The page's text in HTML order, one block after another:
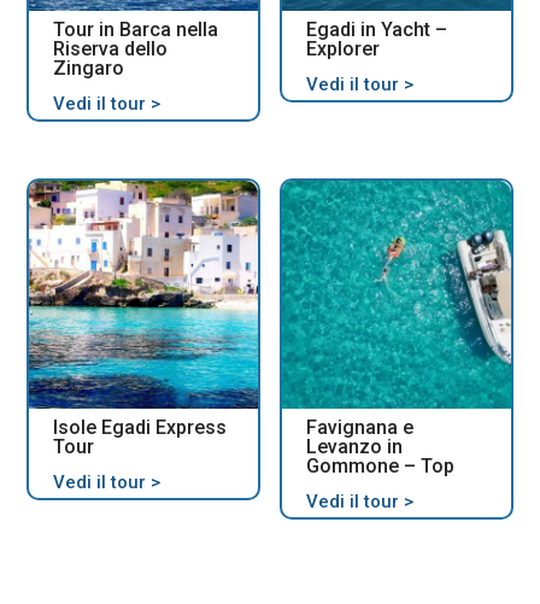
Tour in Barca nella
Riserva dello
Zingaro
Vedi il tour >
Egadi in Yacht –
Explorer
Vedi il tour >
Isole Egadi Express
Tour
Vedi il tour >
Favignana e
Levanzo in
Gommone – Top
Vedi il tour >